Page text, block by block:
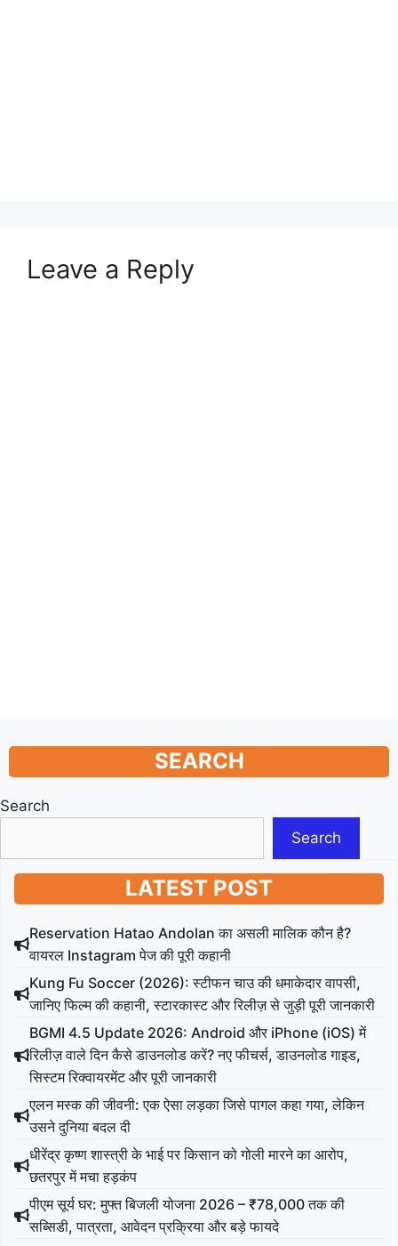
Leave a Reply
SEARCH
Search
Search
LATEST POST
Reservation Hatao Andolan का असली मालिक कौन है?
वायरल Instagram पेज की पूरी कहानी
Kung Fu Soccer (2026): स्टीफन चाउ की धमाकेदार वापसी,
जानिए फिल्म की कहानी, स्टारकास्ट और रिलीज़ से जुड़ी पूरी जानकारी
BGMI 4.5 Update 2026: Android और iPhone (iOS) में
रिलीज़ वाले दिन कैसे डाउनलोड करें? नए फीचर्स, डाउनलोड गाइड,
सिस्टम रिक्वायरमेंट और पूरी जानकारी
एलन मस्क की जीवनी: एक ऐसा लड़का जिसे पागल कहा गया, लेकिन
उसने दुनिया बदल दी
धीरेंद्र कृष्ण शास्त्री के भाई पर किसान को गोली मारने का आरोप,
छतरपुर में मचा हड़कंप
पीएम सूर्य घर: मुफ्त बिजली योजना 2026 – ₹78,000 तक की
सब्सिडी, पात्रता, आवेदन प्रक्रिया और बड़े फायदे